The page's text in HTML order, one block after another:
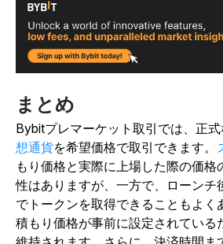
まとめ
Bybitプレマーケット取引では、正
想通貨を希望価格で取引できます。
もり価格と実際に上場した際の価格
性はありますが、一方で、ローンチ
でトークンを取得できることもよく
積もり価格が事前に設定されている